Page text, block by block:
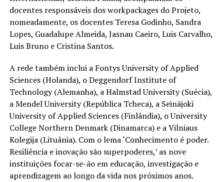
docentes responsáveis dos workpackages do Projeto,
nomeadamente, os docentes Teresa Godinho, Sandra
Lopes, Guadalupe Almeida, Jasnau Caeiro, Luis Carvalho,
Luis Bruno e Cristina Santos.
A rede também inclui a Fontys University of Applied
Sciences (Holanda), o Deggendorf Institute of
Technology (Alemanha), a Halmstad University (Suécia),
a Mendel University (República Tcheca), a Seinäjoki
University of Applied Sciences (Finlândia), o University
College Northern Denmark (Dinamarca) e a Vilniaus
Kolegija (Lituânia). Com o lema ‘Conhecimento é poder.
Resiliência e inovação são superpoderes,’ as nove
instituições focar-se-ão em educação, investigação e
aprendizagem ao longo da vida nos próximos anos.